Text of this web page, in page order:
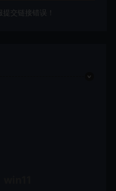
交链接错误！